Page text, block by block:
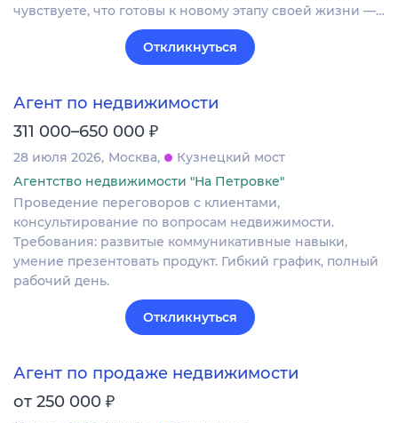
чувствуете, что готовы к новому этапу своей жизни —…
Откликнуться
Агент по недвижимости
311 000–650 000 ₽
28 июля 2026 Москва
Кузнецкий мост
Агентство недвижимости "На Петровке"
Проведение переговоров с клиентами,
консультирование по вопросам недвижимости.
Требования: развитые коммуникативные навыки,
умение презентовать продукт. Гибкий график, полный
рабочий день.
Откликнуться
Агент по продаже недвижимости
от 250 000 ₽